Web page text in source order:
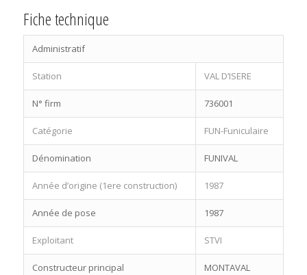
Fiche technique
Administratif
Station VAL D’ISERE
N° firm 736001
Catégorie FUN-Funiculaire
Dénomination FUNIVAL
Année d’origine (1ere construction) 1987
Année de pose 1987
Exploitant STVI
Constructeur principal MONTAVAL